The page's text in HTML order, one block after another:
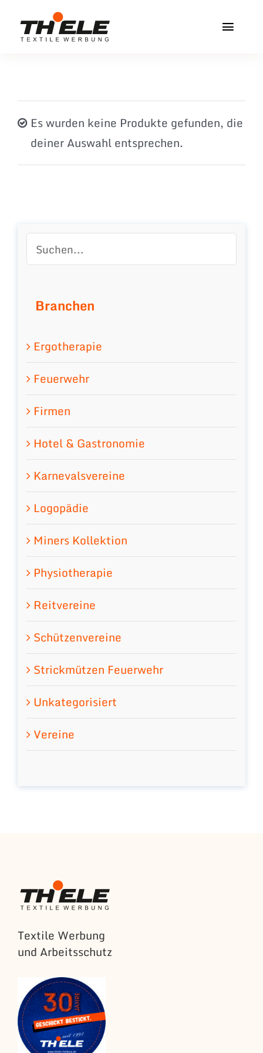
Inhalt
Service & Info
Produkte
Vereinshops
Es wurden keine Produkte gefunden, die
deiner Auswahl entsprechen.
Branchen
Ergotherapie
Feuerwehr
Firmen
Hotel & Gastronomie
Karnevalsvereine
Logopädie
Miners Kollektion
Physiotherapie
Reitvereine
Schützenvereine
Strickmützen Feuerwehr
Unkategorisiert
Vereine
Textile Werbung
und Arbeitsschutz